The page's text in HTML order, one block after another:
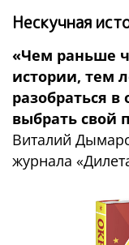
Нескучная
«Чем раньше
истории, тем
разобраться
выбрать свой
Виталий
журнала